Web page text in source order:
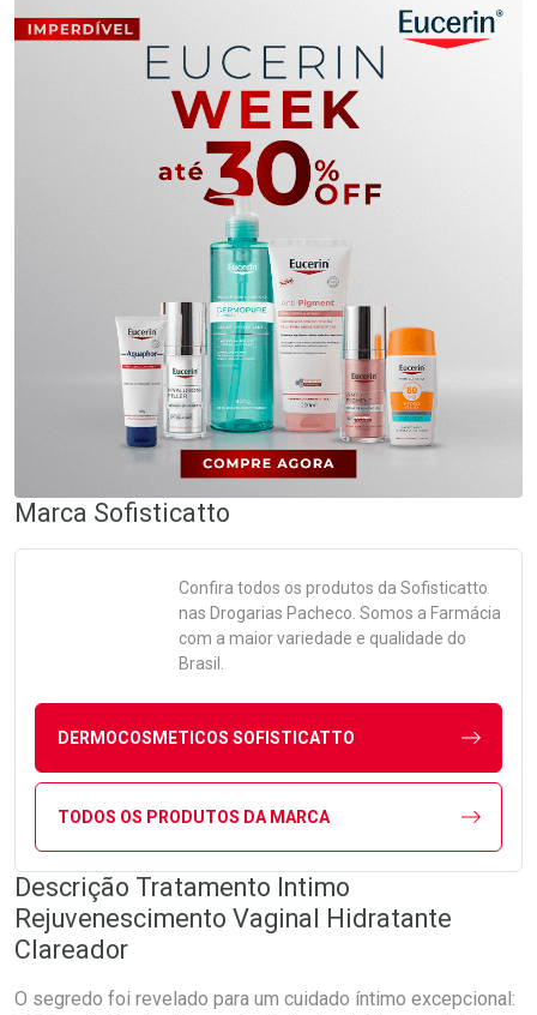
Marca Sofisticatto
Confira todos os produtos da Sofisticatto
nas Drogarias Pacheco. Somos a Farmácia
com a maior variedade e qualidade do
Brasil.
DERMOCOSMETICOS SOFISTICATTO
TODOS OS PRODUTOS DA MARCA
Descrição Tratamento Intimo
Rejuvenescimento Vaginal Hidratante
Clareador
O segredo foi revelado para um cuidado íntimo excepcional: